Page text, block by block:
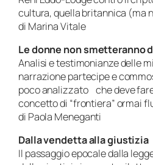
cultura, quella britannica (ma
di Marina Vitale
Le donne non smetteranno
Analisi e testimonianze delle
narrazione partecipe e
poco analizzato che deve
concetto di “frontiera” ormai
di Paola Meneganti
Dalla vendetta alla giustizia
Il passaggio epocale dalla